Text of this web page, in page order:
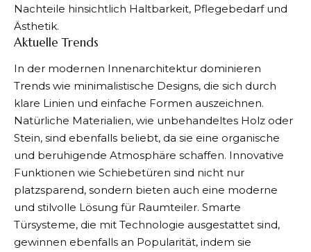
Nachteile hinsichtlich Haltbarkeit, Pflegebedarf und
Ästhetik.
Aktuelle Trends
In der modernen Innenarchitektur dominieren
Trends wie minimalistische Designs, die sich durch
klare Linien und einfache Formen auszeichnen.
Natürliche Materialien, wie unbehandeltes Holz oder
Stein, sind ebenfalls beliebt, da sie eine organische
und beruhigende Atmosphäre schaffen. Innovative
Funktionen wie Schiebetüren sind nicht nur
platzsparend, sondern bieten auch eine moderne
und stilvolle Lösung für Raumteiler. Smarte
Türsysteme, die mit Technologie ausgestattet sind,
gewinnen ebenfalls an Popularität, indem sie